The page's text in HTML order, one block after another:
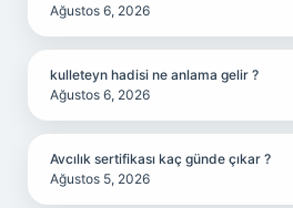
Ağustos 6, 2026
kulleteyn hadisi ne anlama gelir ?
Ağustos 6, 2026
Avcılık sertifikası kaç günde çıkar ?
Ağustos 5, 2026